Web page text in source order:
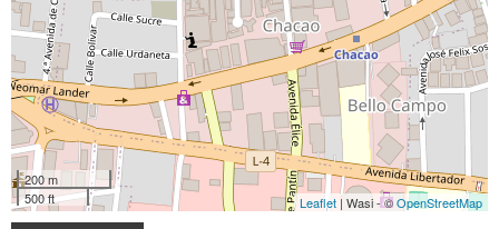
200 m
500 ft
Leaflet | Wasi - ©OpenStreetMap